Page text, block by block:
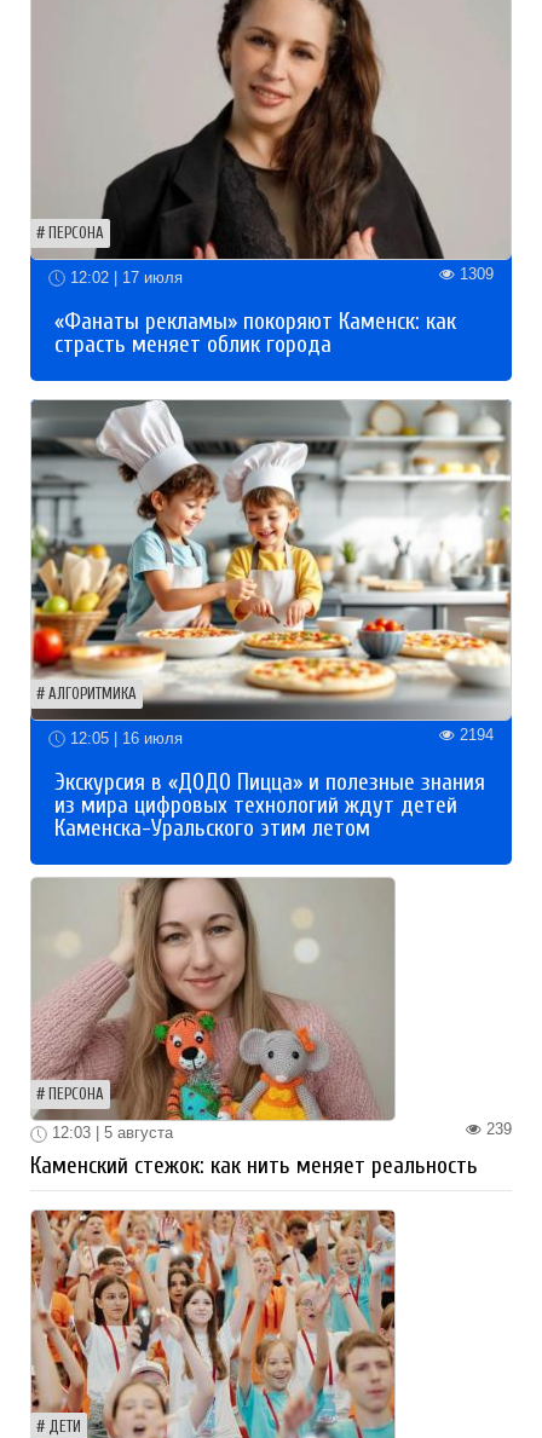
ПЕРСОНА
12:02 | 17 июля 1309
«Фанаты рекламы» покоряют Каменск: как
страсть меняет облик города
АЛГОРИТМИКА
12:05 | 16 июля 2194
Экскурсия в «ДОДО Пицца» и полезные знания
из мира цифровых технологий ждут детей
Каменска-Уральского этим летом
ПЕРСОНА
239
12:03 | 5 августа
Каменский стежок: как нить меняет реальность
ДЕТИ